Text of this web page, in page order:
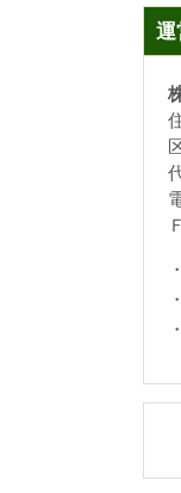
・
・
・